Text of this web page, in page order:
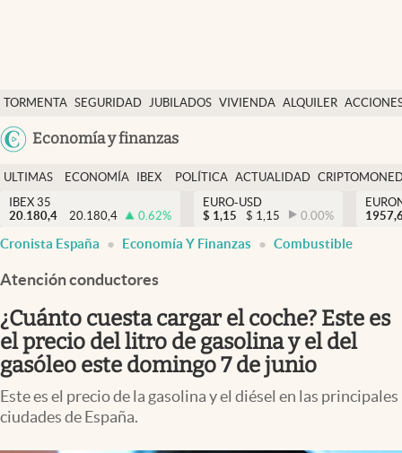
TORMENTA SEGURIDAD JUBILADOS VIVIENDA ALQUILER
USA
Colombia
Economía y finanzas
Economía y finanzas
Política
Actualidad
Criptomonedas
España
ULTIMAS
NOTICIAS
ECONOMÍA
FINANZAS
IBEX
EURO
POLÍTICA ACTUALIDAD
IBEX 35
20.180,4
20.180,4 0.62%
EURO-USD
$ 1,15 $ 1,15 0.00%
Cronista España Economía Y Finanzas Combustible
Atención conductores
¿Cuánto cuesta cargar el coche? Este es
el precio del litro de gasolina y el del
gasóleo este domingo 7 de junio
Este es el precio de la gasolina y el diésel en las principales
ciudades de España.